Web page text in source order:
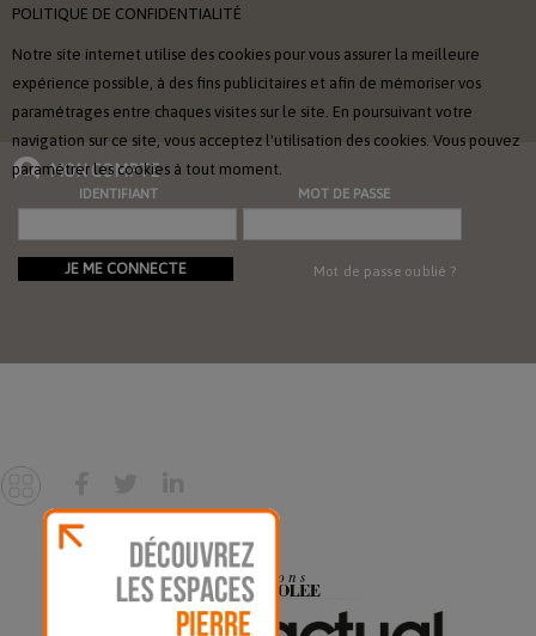
POLITIQUE DE CONFIDENTIALITÉ
Notre site internet utilise des cookies pour vous assurer la meilleure
expérience possible, à des fins publicitaires et afin de mémoriser vos
paramétrages entre chaques visites sur le site. En poursuivant votre
navigation sur ce site, vous acceptez l'utilisation des cookies. Vous pouvez
paramétrer les cookies à tout moment.
MON COMPTE
IDENTIFIANT MOT DE PASSE
JE ME CONNECTE Mot de passe oublié ?